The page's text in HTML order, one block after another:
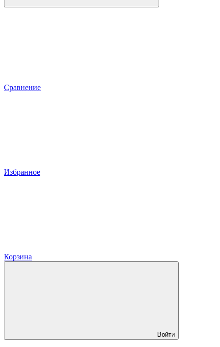
Сравнение
Избранное
Корзина
Войти